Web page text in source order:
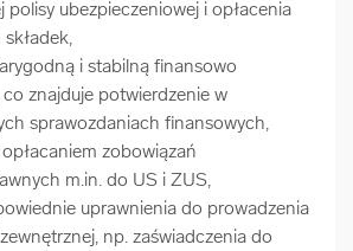
polisy ubezpieczeniowej i opłacenia
i stabilną finansowo
co znajduje potwierdzenie w
sprawozdaniach finansowych,
zobowiązań
m.in. do US i ZUS,
uprawnienia do prowadzenia
np. zaświadczenia do